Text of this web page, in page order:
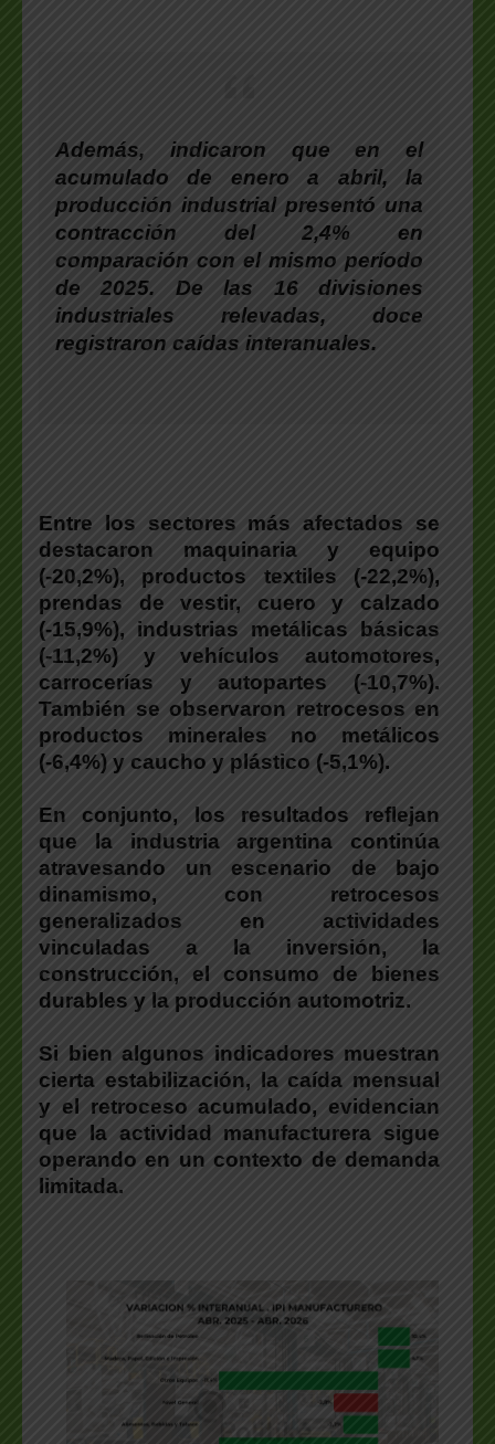
Además, indicaron que en el
acumulado de enero a abril, la
producción industrial presentó una
contracción del 2,4% en
comparación con el mismo período
de 2025. De las 16 divisiones
industriales relevadas, doce
registraron caídas interanuales.
Entre los sectores más afectados se
destacaron maquinaria y equipo
(-20,2%), productos textiles (-22,2%),
prendas de vestir, cuero y calzado
(-15,9%), industrias metálicas básicas
(-11,2%) y vehículos automotores,
carrocerías y autopartes (-10,7%).
También se observaron retrocesos en
productos minerales no metálicos
(-6,4%) y caucho y plástico (-5,1%).
En conjunto, los resultados reflejan
que la industria argentina continúa
atravesando un escenario de bajo
dinamismo, con retrocesos
generalizados en actividades
vinculadas a la inversión, la
construcción, el consumo de bienes
durables y la producción automotriz.
Si bien algunos indicadores muestran
cierta estabilización, la caída mensual
y el retroceso acumulado, evidencian
que la actividad manufacturera sigue
operando en un contexto de demanda
limitada.